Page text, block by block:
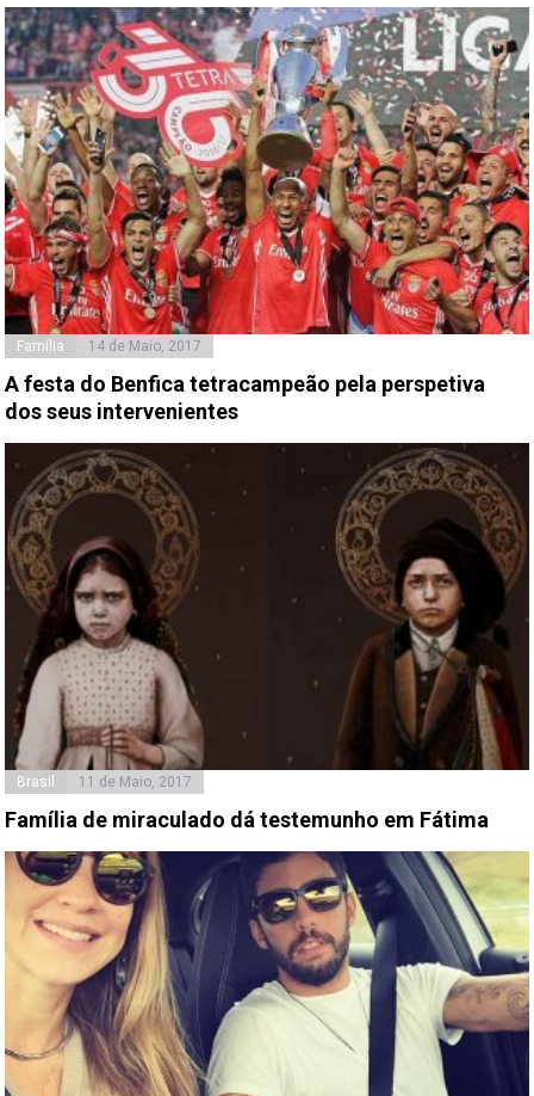
Família 14 de Maio, 2017
A festa do Benfica tetracampeão pela perspetiva
dos seus intervenientes
Brasil 11 de Maio, 2017
Família de miraculado dá testemunho em Fátima